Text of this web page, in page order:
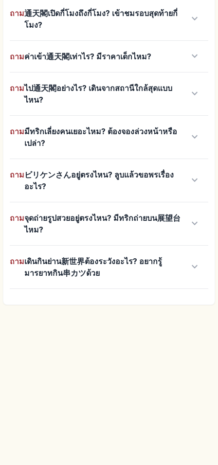
ถาม通天閣เปิดกี่โมงถึงกี่โมง? เข้าชมรอบสุดท้ายกี่
โมง?
keyboard_arrow_down
ถามค่าเข้า通天閣เท่าไร? มีราคาเด็กไหม? keyboard_arrow_down
ถามไป通天閣อย่างไร? เดินจากสถานีใกล้สุดแบบ
ไหน?
keyboard_arrow_down
ถามมีทริกเลี่ยงคนเยอะไหม? ต้องจองล่วงหน้าหรือ
เปล่า?
keyboard_arrow_down
ถาม ビリケンさんอยู่ตรงไหน? ลูบแล้วขอพรเรื่อง
อะไร?
keyboard_arrow_down
ถามจุดถ่ายรูปสวยอยู่ตรงไหน? มีทริกถ่ายบน展望台
ไหม?
keyboard_arrow_down
ถามเดินกินย่าน新世界ต้องระวังอะไร? อยากรู้
มารยาทกิน串カツด้วย
keyboard_arrow_down